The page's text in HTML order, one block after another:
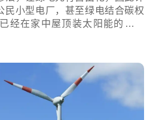
民小型电厂，甚至绿电结合碳权
经在家中屋顶装太阳能的你好